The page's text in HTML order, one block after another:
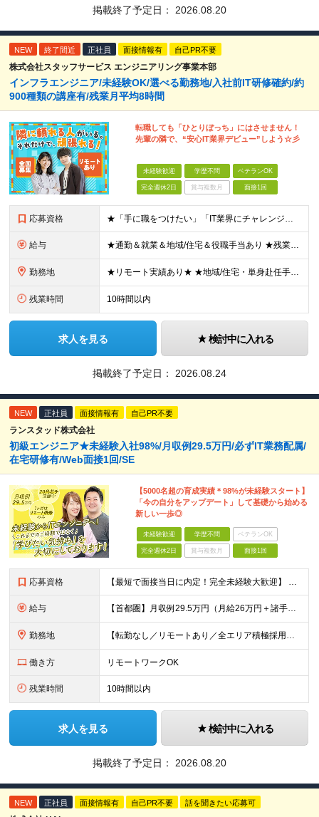
掲載終了予定日： 2026.08.20
NEW 終了間近 正社員 面接情報有 自己PR不要
株式会社スタッフサービス エンジニアリング事業本部
インフラエンジニア/未経験OK/選べる勤務地/入社前IT研修確約/約
900種類の講座有/残業月平均8時間
転職しても「ひとりぼっち」にはさせません！
先輩の隣で、“安心IT業界デビュー”しよう☆彡
未経験歓迎 学歴不問 ベテランOK
完全週休2日 賞与複数月 面接1回
応募資格 ★「手に職をつけたい」「IT業界にチャレンジしたい」方歓迎！ ■学歴不問 ■IT知識・理系文系不問！未経験・第二新卒OK ★ITサポート・IT事務やエンジニアの経験をお持ちの方は優遇します！ 地方在
給与 ★通勤＆就業＆地域/住宅＆役職手当あり ★残業代は全額支給 ★選べる給与制度あり！ ■東京・神奈川・千葉・埼玉勤務の場合 月給24.5万円～55万円＋諸手当 （残業代は全額支給） (20,000円の
勤務地 ★リモート実績あり★ ★地域/住宅・単身赴任手当などサポートも万全 ★転任費用や寮・社宅制度も完備しています ★勤務地については希望を考慮の上、決定します ★面接地エリアでの就業率92％以上！ 『地
残業時間 10時間以内
求人を見る 検討中に入れる
掲載終了予定日： 2026.08.24
NEW 正社員 面接情報有 自己PR不要
ランスタッド株式会社
初級エンジニア★未経験入社98%/月収例29.5万円/必ずIT業務配属/
在宅研修有/Web面接1回/SE
【5000名超の育成実績＊98%が未経験スタート】
「今の自分をアップデート」して基礎から始める
新しい一歩◎
未経験歓迎 学歴不問 ベテランOK
完全週休2日 賞与複数月 面接1回
応募資格 【最短で面接当日に内定！完全未経験大歓迎】 ・業種／職種未経験歓迎 ・社会人デビュー、第二新卒、既卒者大歓迎 ・学歴不問（文系、理系不問） ・20代～30代、男女問わず活躍中 ・服装、髪色自由 ・明確
給与 【首都圏】月収例29.5万円（月給26万円＋諸手当） 【東海・関西】月収例28.5万円（月給25万円＋諸手当） 【九州】月収例26万円（月給23万円＋諸手当） ※経験・スキル・前職給与を踏まえ、総合
勤務地 【転勤なし／リモートあり／全エリア積極採用】 ・大手企業のプロジェクト中心 ・勤務エリアや配属先は希望を考慮 ・研修はリモートメインで実施 ・UIターン歓迎 ＜主なエリア＞ ■首都圏…東京・神奈川・
働き方 リモートワークOK
残業時間 10時間以内
求人を見る 検討中に入れる
掲載終了予定日： 2026.08.20
NEW 正社員 面接情報有 自己PR不要 話を聞きたい応募可